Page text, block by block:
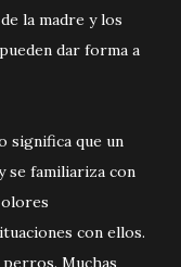
la madre y los
dar forma a
significa que un
se familiariza con
con ellos.
Muchas